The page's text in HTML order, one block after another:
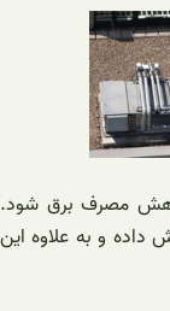
مصرف برق شود.
داده و به علاوه این